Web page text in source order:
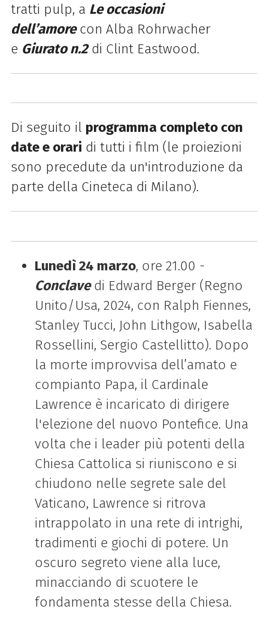
tratti pulp, a Le occasioni
dell’amore con Alba Rohrwacher
e Giurato n.2 di Clint Eastwood.
Di seguito il programma completo con
date e orari di tutti i film (le proiezioni
sono precedute da un'introduzione da
parte della Cineteca di Milano).
Lunedì 24 marzo, ore 21.00 -
Conclavedi Edward Berger (Regno
Unito/Usa, 2024, con Ralph Fiennes,
Stanley Tucci, John Lithgow, Isabella
Rossellini, Sergio Castellitto). Dopo
la morte improvvisa dell’amato e
compianto Papa, il Cardinale
Lawrence è incaricato di dirigere
l'elezione del nuovo Pontefice. Una
volta che i leader più potenti della
Chiesa Cattolica si riuniscono e si
chiudono nelle segrete sale del
Vaticano, Lawrence si ritrova
intrappolato in una rete di intrighi,
tradimenti e giochi di potere. Un
oscuro segreto viene alla luce,
minacciando di scuotere le
fondamenta stesse della Chiesa.